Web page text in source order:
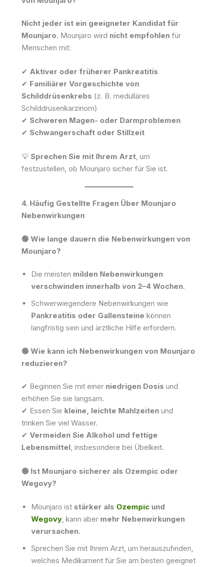
Nicht jeder ist ein geeigneter Kandidat für
Mounjaro. Mounjaro wird nicht empfohlen für
Menschen mit:
✔ Aktiver oder früherer Pankreatitis
✔ Familiärer Vorgeschichte von
Schilddrüsenkrebs (z. B. medulläres
Schilddrüsenkarzinom)
✔ Schweren Magen- oder Darmproblemen
✔ Schwangerschaft oder Stillzeit
💡 Sprechen Sie mit Ihrem Arzt, um
festzustellen, ob Mounjaro sicher für Sie ist.
4. Häufig Gestellte Fragen Über Mounjaro
Nebenwirkungen
🟢 Wie lange dauern die Nebenwirkungen von
Mounjaro?
Die meisten milden Nebenwirkungen
verschwinden innerhalb von 2–4 Wochen.
Schwerwiegendere Nebenwirkungen wie
Pankreatitis oder Gallensteine können
langfristig sein und ärztliche Hilfe erfordern.
🟢 Wie kann ich Nebenwirkungen von Mounjaro
reduzieren?
✔ Beginnen Sie mit einer niedrigen Dosis und
erhöhen Sie sie langsam.
✔ Essen Sie kleine, leichte Mahlzeiten und
trinken Sie viel Wasser.
✔ Vermeiden Sie Alkohol und fettige
Lebensmittel, insbesondere bei Übelkeit.
🟢 Ist Mounjaro sicherer als Ozempic oder
Wegovy?
Mounjaro ist stärker als Ozempic und
Wegovy , kann aber mehr Nebenwirkungen
verursachen.
Sprechen Sie mit Ihrem Arzt, um herauszufinden,
welches Medikament für Sie am besten geeignet